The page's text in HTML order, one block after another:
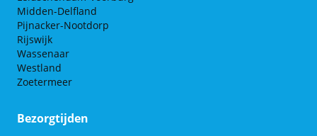
Midden-Delfland
Pijnacker-Nootdorp
Rijswijk
Wassenaar
Westland
Zoetermeer
Bezorgtijden